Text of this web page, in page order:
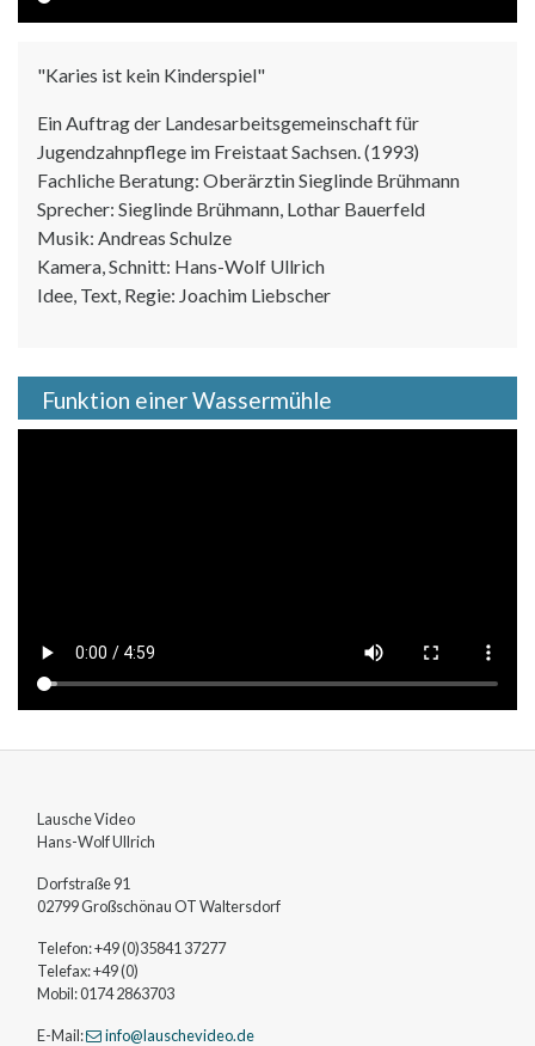
"Karies ist kein Kinderspiel"
Ein Auftrag der Landesarbeitsgemeinschaft für
Jugendzahnpflege im Freistaat Sachsen. (1993)
Fachliche Beratung: Oberärztin Sieglinde Brühmann
Sprecher: Sieglinde Brühmann, Lothar Bauerfeld
Musik: Andreas Schulze
Kamera, Schnitt: Hans-Wolf Ullrich
Idee, Text, Regie: Joachim Liebscher
Funktion einer Wassermühle
Lausche Video
Hans-WolfUllrich
Dorfstraße 91
02799Großschönau OT Waltersdorf
Telefon:+49 (0)35841 37277
Telefax:+49 (0)
Mobil:0174 2863703
E-Mail: info@lauschevideo.de